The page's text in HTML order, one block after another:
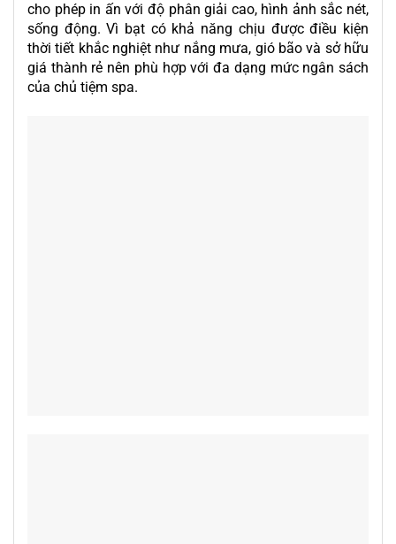
cho phép in ấn với độ phân giải cao, hình ảnh sắc nét,
sống động. Vì bạt có khả năng chịu được điều kiện
thời tiết khắc nghiệt như nắng mưa, gió bão và sở hữu
giá thành rẻ nên phù hợp với đa dạng mức ngân sách
của chủ tiệm spa.